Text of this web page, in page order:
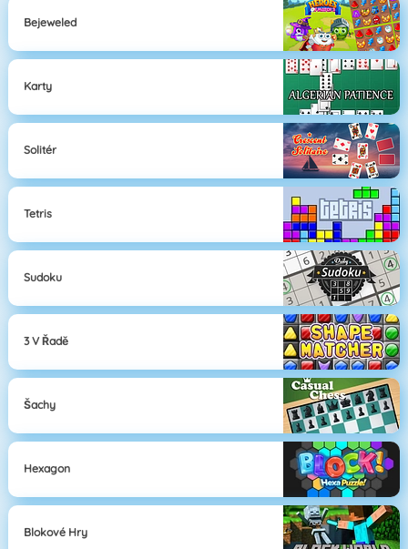
Bejeweled
Karty
Solitér
Tetris
Sudoku
3 V Řadě
Šachy
Hexagon
Blokové Hry